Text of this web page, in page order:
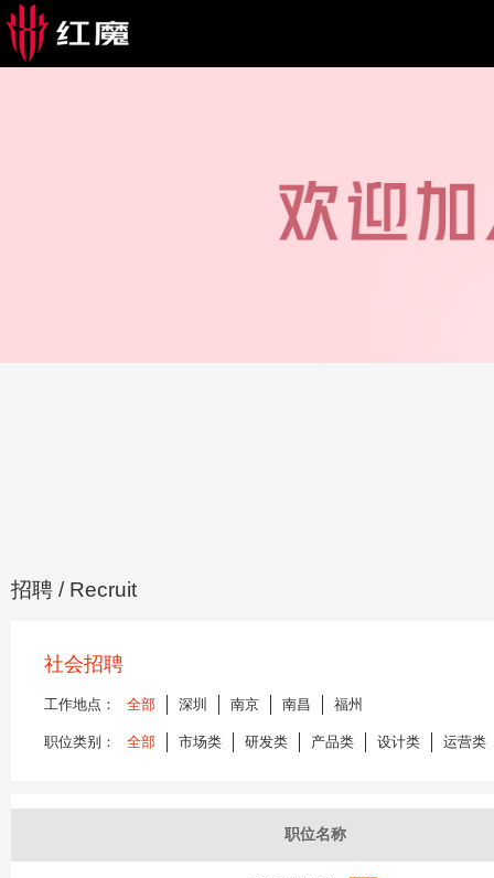
招聘 / Recruit
社会招聘
工作地点： 全部 深圳 南京 南昌 福州
职位类别： 全部 市场类 研发类 产品类 设计类 运营类
职位名称